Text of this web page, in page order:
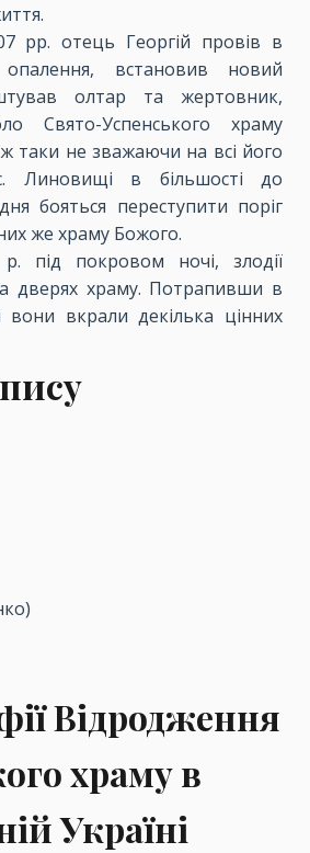
рр. отець Георгій провів в
встановив новий
олтар та жертовник,
Свято-Успенського храму
таки не зважаючи на всі його
Линовищі в більшості до
бояться переступити поріг
же храму Божого.
під покровом ночі, злодії
дверях храму. Потрапивши в
вони вкрали декілька цінних
Відродження
храму в
Україні